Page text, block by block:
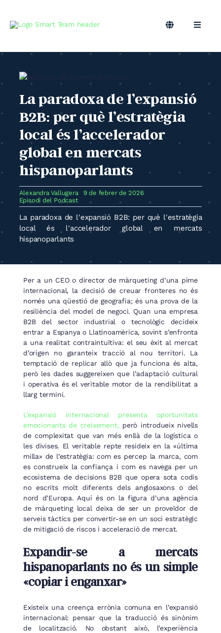
content
Toggle
CA
Toggle
Marqueting B2B
Màrqueting Outsourcing
Podcast
Bloc
Smart Team
La paradoxa de l’expansió
B2B: per què l’estratègia
local és l’accelerador
global en mercats
hispanoparlants
Alexandra Vallugera
9 de febrer de 2026
Episodi del Podcast
La paradoxa de l'expansió B2B: per què l'estratègia
local és l'accelerador global en mercats
hispanoparlants
Per a un CEO o director de màrqueting d’una pime
internacional, la decisió de creuar fronteres no és
només una qüestió de geografia; és una prova de la
resiliència del model de negoci. Quan una empresa
B2B del sector industrial o tecnològic decideix
entrar a Espanya o Llatinoamèrica, sovint s’enfronta
a una realitat contraintuïtiva: el seu èxit al mercat
d’origen no garanteix tracció al nou territori. La
temptació de replicar allò que ja funciona és alta,
però les dades suggereixen que l’adaptació cultural
i operativa és el veritable motor de la rendibilitat a
llarg termini.
L’expansió internacional presenta oportunitats
emocionants de creixement, però introdueix nivells
de complexitat que van més enllà de la logística o
les divises. El veritable repte resideix en la «última
milla» de l’estratègia: com es percep la marca, com
es construeix la confiança i com es navega per un
ecosistema de decisions B2B que opera sota codis
no escrits molt diferents dels anglosaxons o del
nord d’Europa. Aquí és on la figura d’una agència
de màrqueting local deixa de ser un proveïdor de
serveis tàctics per convertir-se en un soci estratègic
de mitigació de riscos i acceleració de mercat.
Expandir-se a mercats
hispanoparlants no és un simple
«copiar i enganxar»
Existeix una creença errònia comuna en l’expansió
internacional: pensar que la traducció és sinònim
de localització. No obstant això, l’experiència